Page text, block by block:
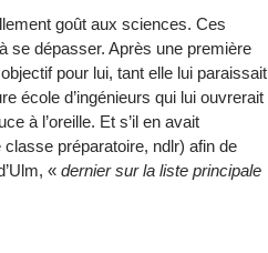
goût aux sciences. Ces
se dépasser. Après une première
pour lui, tant elle lui paraissait
école d’ingénieurs qui lui ouvrerait
à l’oreille. Et s’il en avait
préparatoire, ndlr) afin de
« dernier sur la liste principale